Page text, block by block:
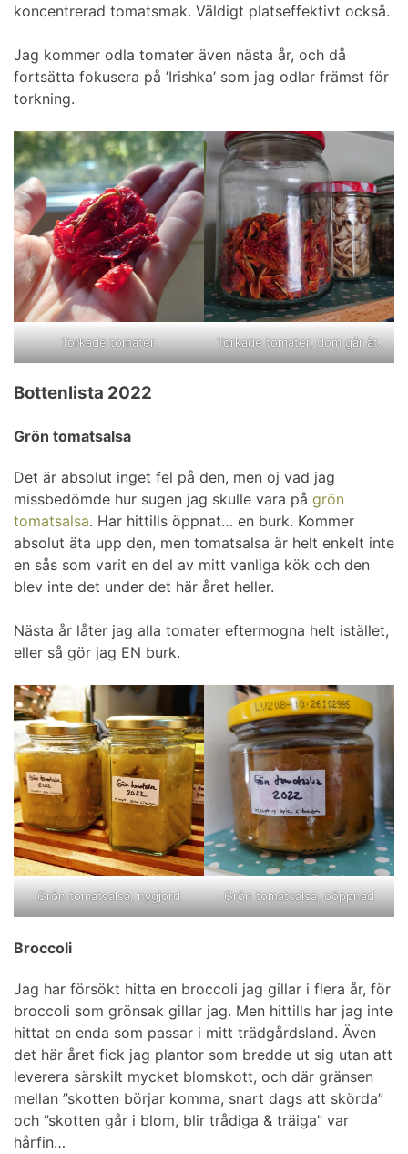
koncentrerad tomatsmak. Väldigt platseffektivt också.
Jag kommer odla tomater även nästa år, och då
fortsätta fokusera på ’Irishka’ som jag odlar främst för
torkning.
Torkade tomater. Torkade tomater, dom går åt.
Bottenlista 2022
Grön tomatsalsa
Det är absolut inget fel på den, men oj vad jag
missbedömde hur sugen jag skulle vara på grön
tomatsalsa. Har hittills öppnat… en burk. Kommer
absolut äta upp den, men tomatsalsa är helt enkelt inte
en sås som varit en del av mitt vanliga kök och den
blev inte det under det här året heller.
Nästa år låter jag alla tomater eftermogna helt istället,
eller så gör jag EN burk.
Grön tomatsalsa, nygjord Grön tomatsalsa, oöppnad
Broccoli
Jag har försökt hitta en broccoli jag gillar i flera år, för
broccoli som grönsak gillar jag. Men hittills har jag inte
hittat en enda som passar i mitt trädgårdsland. Även
det här året fick jag plantor som bredde ut sig utan att
leverera särskilt mycket blomskott, och där gränsen
mellan ”skotten börjar komma, snart dags att skörda”
och ”skotten går i blom, blir trådiga & träiga” var
hårfin…